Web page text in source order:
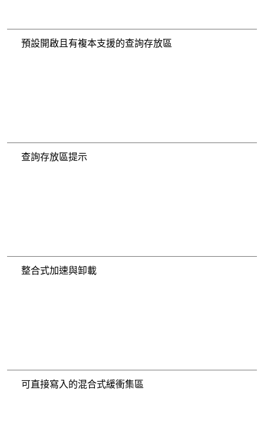
預設開啟且有複本支援的查詢存放區
查詢存放區提示
整合式加速與卸載
可直接寫入的混合式緩衝集區